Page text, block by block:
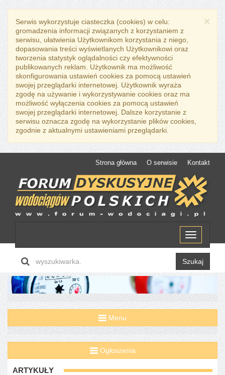
×
Serwis wykorzystuje ciasteczka (cookies) w celu:
gromadzenia informacji związanych z korzystaniem z
serwisu, ułatwienia Użytkownikom korzystania z niego,
dopasowania treści wyświetlanych Użytkownikowi oraz
tworzenia statystyk oglądalności czy efektywności
publikowanych reklam. Użytkownik ma możliwość
skonfigurowania ustawień cookies za pomocą ustawień
swojej przeglądarki internetowej. Użytkownik wyraża
zgodę na używanie i wykorzystywanie cookies oraz ma
możliwość wyłączenia cookies za pomocą ustawień
swojej przeglądarki internetowej. Dalsze korzystanie z
serwisu oznacza zgodę na wykorzystanie plików cookies,
zgodnie z aktualnymi ustawieniami przeglądarki.
Strona główna O serwisie Kontakt
Menu
Szukaj
Menu
Ogłoszenia
ARTYKUŁY